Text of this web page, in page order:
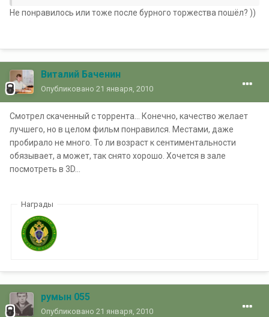
Не понравилось или тоже после бурного торжества пошёл? ))
Виталий Баченин
Опубликовано 21 января, 2010
Смотрел скаченный с торрента... Конечно, качество желает
лучшего, но в целом фильм понравился. Местами, даже
пробирало не много. То ли возраст к сентиментальности
обязывает, а может, так снято хорошо. Хочется в зале
посмотреть в 3D...
Награды
румын 055
Опубликовано 21 января, 2010